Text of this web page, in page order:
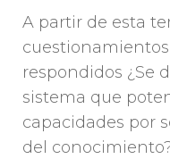
A partir de esta
respondidos ¿Se
sistema que
capacidades por
del